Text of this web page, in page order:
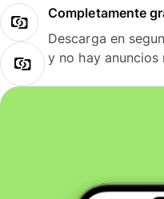
Completamente
Descarga en
y no hay anuncios